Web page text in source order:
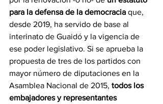
para la defensa de la democracia que,
desde 2019, ha servido de base al
interinato de Guaidó y la vigencia de
ese poder legislativo. Si se aprueba la
propuesta de tres de los partidos con
mayor número de diputaciones en la
Asamblea Nacional de 2015, todos los
embajadores y representantes